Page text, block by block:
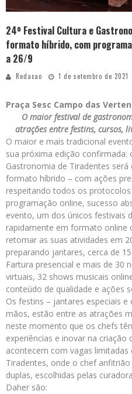
24º Festival Cultura e
formato híbrido, com
a 26/9
Redacao 1 de setembro de 2021
Praça Sesc Campo das
O maior festival de
atrações entre festins, cursos,
O maior e mais tradicional
sua próxima edição confirmada:
Gastronomia de Tiradentes
formato híbrido – com ações
respeitando todos os
programação online, sucesso
evento, um dos únicos festivais
rapidamente em formato online
retomar as suas atividades em
preparando jantares, cerca de
Fartura presencial e mais de 30
virtuais, 32 shows musicais
conteúdo de qualidade e ações
Os festins – jantares especiais
mãos, estão entre as atrações
neste momento que os chefs
experiências e inovar na criação
acontecem com vagas limitadas
Tiradentes, onde o chef
duplas, escolhidas pelas
Daher são: